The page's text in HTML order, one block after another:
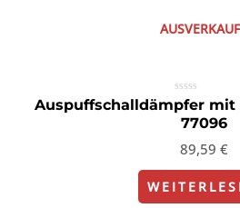
Bewertet
mit
von
Auspuffschalldämpfer mit
77096
89,59 €